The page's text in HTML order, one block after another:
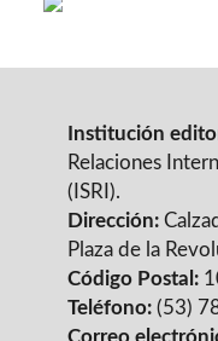
Institución
Relaciones
(ISRI).
Dirección:
Plaza de la
Código Postal:
Teléfono:(53)